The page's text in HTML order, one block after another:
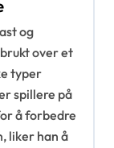
og
over et
typer
spillere på
å forbedre
liker han å